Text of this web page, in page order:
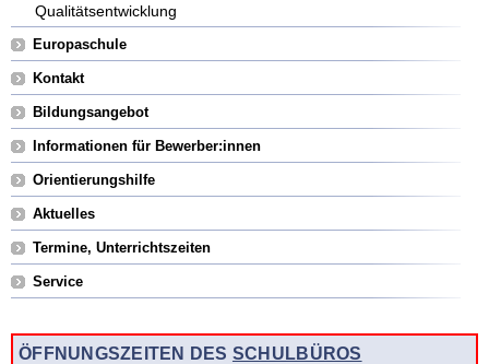
Qualitätsentwicklung
Europaschule
Kontakt
Bildungsangebot
Informationen für Bewerber:innen
Orientierungshilfe
Aktuelles
Termine, Unterrichtszeiten
Service
ÖFFNUNGSZEITEN DES SCHULBÜROS